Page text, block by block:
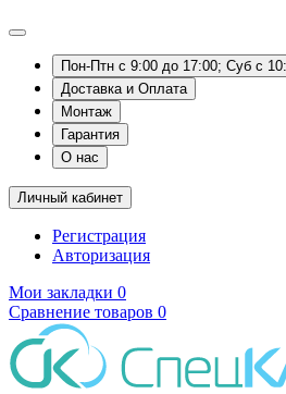
Пон-Птн с 9:00 до 17:00; Суб с
Доставка и Оплата
Монтаж
Гарантия
О нас
Личный кабинет
Регистрация
Авторизация
Мои закладки 0
Сравнение товаров 0